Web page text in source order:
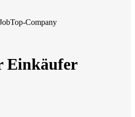
Top-Company
Einkäufer